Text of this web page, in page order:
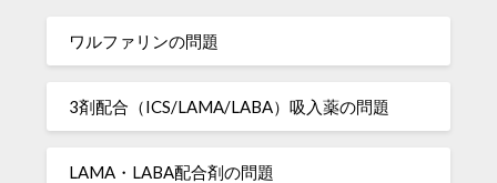
ワルファリンの問題
3剤配合（ICS/LAMA/LABA）吸入薬の問題
LAMA・LABA配合剤の問題